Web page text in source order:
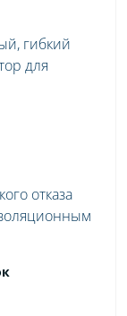
гибкий
для
отказа